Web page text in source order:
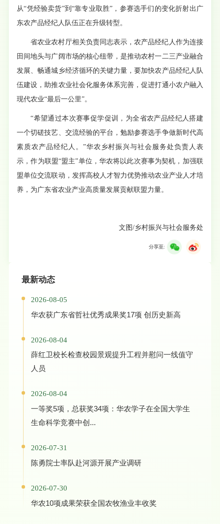
从“凭经验卖货”到“靠专业取胜”，参赛选手们的变化折射出广
东农产品经纪人队伍正在升级转型。
省农业农村厅相关负责同志表示，农产品经纪人作为连接
田间地头与广阔市场的核心纽带，是推动农村一二三产业融合
发展、畅通城乡经济循环的关键力量，要加快农产品经纪人队
伍建设，助推农业社会化服务体系完善，促进打通小农户融入
现代农业“最后一公里”。
“希望通过本次赛事促学促训，为全省农产品经纪人搭建
一个切磋技艺、交流经验的平台，勉励参赛选手争做新时代高
素质农产品经纪人。”华农乡村振兴与社会服务处负责人表
示，作为联盟“盟主”单位，华农将以此次赛事为契机，加强联
盟单位交流联动，发挥高校人才智力优势推动农业产业人才培
养，为广东省农业产业高质量发展贡献联盟力量。
文图/乡村振兴与社会服务处
分享至:
最新动态
2026-08-05
华农获广东省哲社优秀成果奖17项 创历史新高
2026-08-04
薛红卫校长检查校园景观提升工程并慰问一线值守
人员
2026-08-04
一等奖5项，总获奖34项：华农学子在全国大学生
生命科学竞赛中创...
2026-07-31
陈勇院士率队赴河源开展产业调研
2026-07-30
华农10项成果荣获全国农牧渔业丰收奖